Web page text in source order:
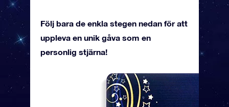
Följ bara de enkla stegen nedan för att
uppleva en unik gåva som en
personlig stjärna!